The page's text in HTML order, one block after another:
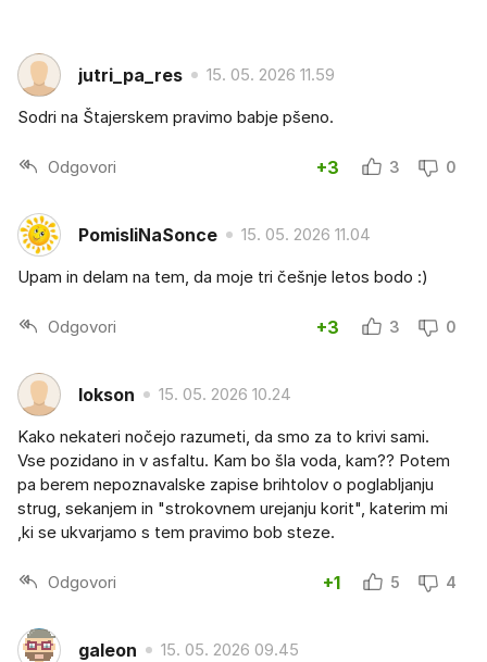
jutri_pa_res 15. 05. 2026 11.59
Sodri na Štajerskem pravimo babje pšeno.
Odgovori +3 3 0
PomisliNaSonce 15. 05. 2026 11.04
Upam in delam na tem, da moje tri češnje letos bodo :)
Odgovori +3 3 0
lokson 15. 05. 2026 10.24
Kako nekateri nočejo razumeti, da smo za to krivi sami.
Vse pozidano in v asfaltu. Kam bo šla voda, kam?? Potem
pa berem nepoznavalske zapise brihtolov o poglabljanju
strug, sekanjem in "strokovnem urejanju korit", katerim mi
,ki se ukvarjamo s tem pravimo bob steze.
Odgovori +1 5 4
galeon 15. 05. 2026 09.45